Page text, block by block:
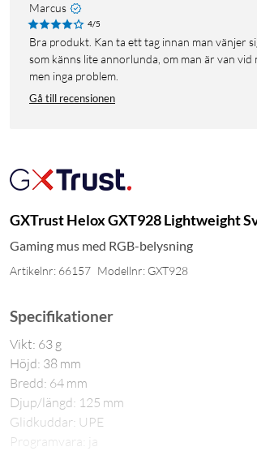
Marcus
4/5
Bra produkt. Kan ta ett tag innan man vänjer sig vid greppet
som känns lite annorlunda, om man är van vid
men inga problem.
Gå till recensionen
GXTrust Helox GXT928 Lightweight
Gaming mus med RGB-belysning
Artikelnr: 66157 Modellnr: GXT928
Specifikationer
Vikt: 63 g
Höjd: 38 mm
Bredd: 64 mm
Djup/längd: 125 mm
Glidkuddar: UPE
Programvara: ja